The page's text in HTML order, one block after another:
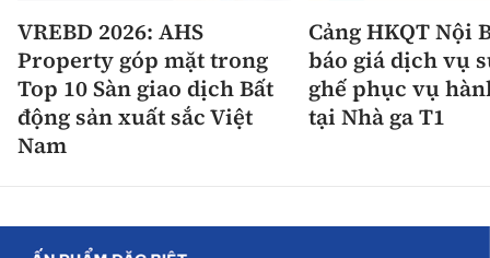
VREBD 2026: AHS
Property góp mặt trong
Top 10 Sàn giao dịch Bất
động sản xuất sắc Việt
Nam
Cảng HKQT Nội
báo giá dịch vụ
ghế phục vụ
tại Nhà ga T1